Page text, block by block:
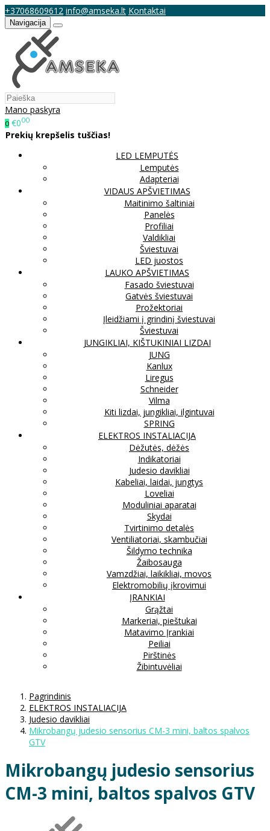
+37068609612 info@amseka.lt Kontaktai
Navigacija
Mano paskyra
0 €000
Prekių krepšelis tuščias!
LED LEMPUTĖS
Lemputės
Adapteriai
VIDAUS APŠVIETIMAS
Maitinimo šaltiniai
Panelės
Profiliai
Valdikliai
Šviestuvai
LED juostos
LAUKO APŠVIETIMAS
Fasado šviestuvai
Gatvės šviestuvai
Prožektoriai
Įleidžiami į grindinį šviestuvai
Šviestuvai
JUNGIKLIAI, KIŠTUKINIAI LIZDAI
JUNG
Kanlux
Liregus
Schneider
Vilma
Kiti lizdai, jungikliai, ilgintuvai
SPRING
ELEKTROS INSTALIACIJA
Dėžutės, dėžės
Indikatoriai
Judesio davikliai
Kabeliai, laidai, jungtys
Loveliai
Moduliniai aparatai
Skydai
Tvirtinimo detalės
Ventiliatoriai, skambučiai
Šildymo technika
Žaibosauga
Vamzdžiai, laikikliai, movos
Elektromobilių įkrovimui
ĮRANKIAI
Grąžtai
Markeriai, pieštukai
Matavimo Įrankiai
Peiliai
Pirštinės
Žibintuvėliai
Pagrindinis
ELEKTROS INSTALIACIJA
Judesio davikliai
Mikrobangų judesio sensorius CM-3 mini, baltos spalvos
GTV
Mikrobangų judesio sensorius
CM-3 mini, baltos spalvos GTV